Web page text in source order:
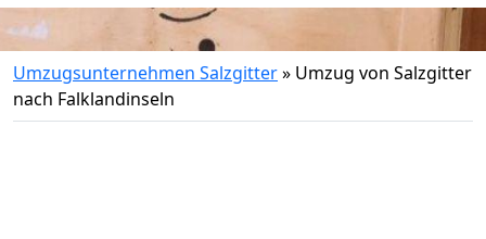
Umzugsunternehmen Salzgitter» Umzug von Salzgitter
nach Falklandinseln